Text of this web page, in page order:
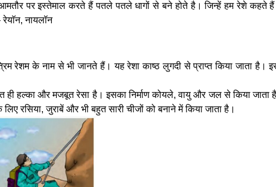
पर इस्तेमाल करते हैं पतले पतले धागों से बने होते है। जिन्हें हम रेशे कहते
नायलॉन
रेशम के नाम से भी जानते हैं। यह रेशा काष्ठ लुगदी से प्राप्त किया जाता है।
ही हल्का और मजबूत रेसा है। इसका निर्माण कोयले, वायु और जल से किया
रसिया, जुराबें और भी बहुत सारी चीजों को बनाने में किया जाता है।